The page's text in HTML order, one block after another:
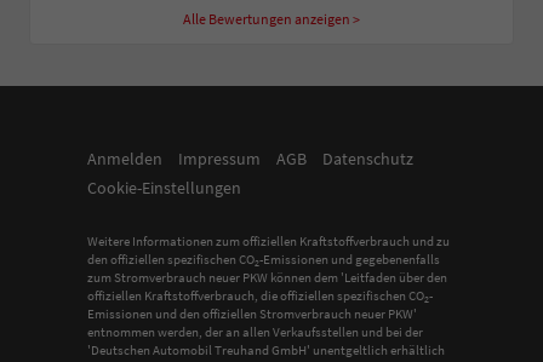
Alle Bewertungen anzeigen >
Anmelden Impressum AGB
Datenschutz
Cookie-Einstellungen
Weitere Informationen zum offiziellen Kraftstoffverbrauch und zu
den offiziellen spezifischen CO2-Emissionen und gegebenenfalls
zum Stromverbrauch neuer PKW können dem 'Leitfaden über den
offiziellen Kraftstoffverbrauch, die offiziellen spezifischen CO2-
Emissionen und den offiziellen Stromverbrauch neuer PKW'
entnommen werden, der an allen Verkaufsstellen und bei der
'Deutschen Automobil Treuhand GmbH' unentgeltlich erhältlich